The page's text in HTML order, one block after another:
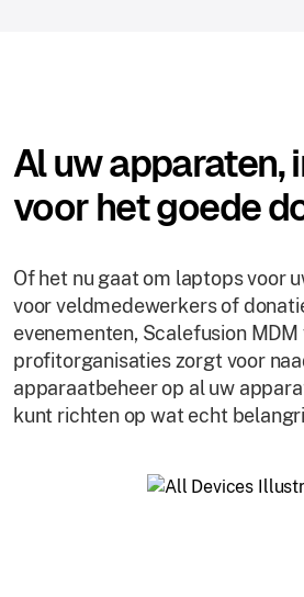
Al uw apparaten,
voor het goede
Of het nu gaat om laptops voor
voor veldmedewerkers of
evenementen, Scalefusion MDM
profitorganisaties zorgt voor
apparaatbeheer op al uw
kunt richten op wat echt